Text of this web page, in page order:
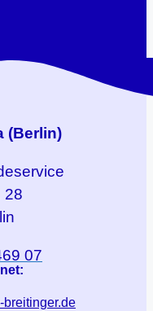
(Berlin)
28
07